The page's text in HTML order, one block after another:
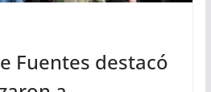
Fuentes destacó